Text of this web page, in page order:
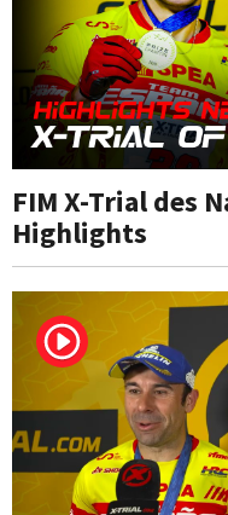
FIM X-Trial des
Highlights